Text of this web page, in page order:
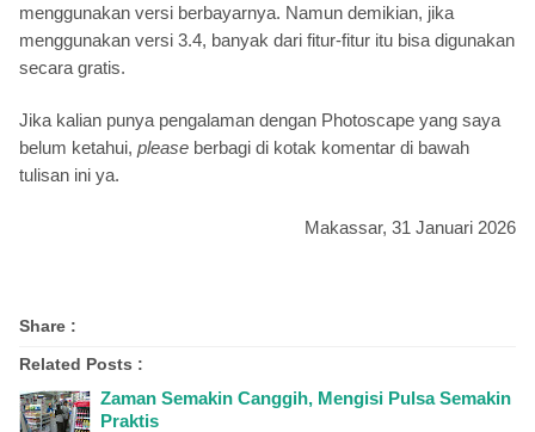
menggunakan versi berbayarnya. Namun demikian, jika
menggunakan versi 3.4, banyak dari fitur-fitur itu bisa digunakan
secara gratis.
Jika kalian punya pengalaman dengan Photoscape yang saya
belum ketahui, please berbagi di kotak komentar di bawah
tulisan ini ya.
Makassar, 31 Januari 2026
Share :
Related Posts :
Zaman Semakin Canggih, Mengisi Pulsa Semakin
Praktis